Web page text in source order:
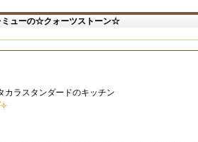
ミューの☆クォーツストーン☆
カラスタンダードのキッチン